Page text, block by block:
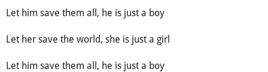
Let him save them all, he is just a boy
Let her save the world, she is just a girl
Let him save them all, he is just a boy